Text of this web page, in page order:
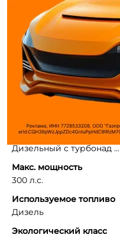
Тип двигателя
Дизельный с турбонад ...
Макс. мощность
300 л.с.
Используемое топливо
Дизель
Экологический класс